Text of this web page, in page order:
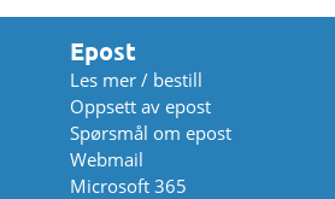
Epost
Les mer / bestill
Oppsett av epost
Spørsmål om epost
Webmail
Microsoft 365